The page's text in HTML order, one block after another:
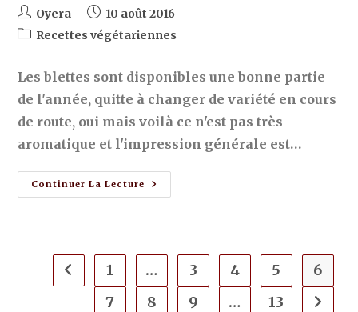
Oyera
10 août 2016
Recettes végétariennes
Les blettes sont disponibles une bonne partie
de l'année, quitte à changer de variété en cours
de route, oui mais voilà ce n'est pas très
aromatique et l'impression générale est…
Continuer La Lecture
1 … 3 4 5
6
7
8 9 … 13